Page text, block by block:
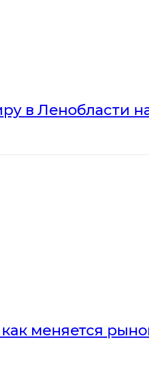
в Ленобласти
меняется